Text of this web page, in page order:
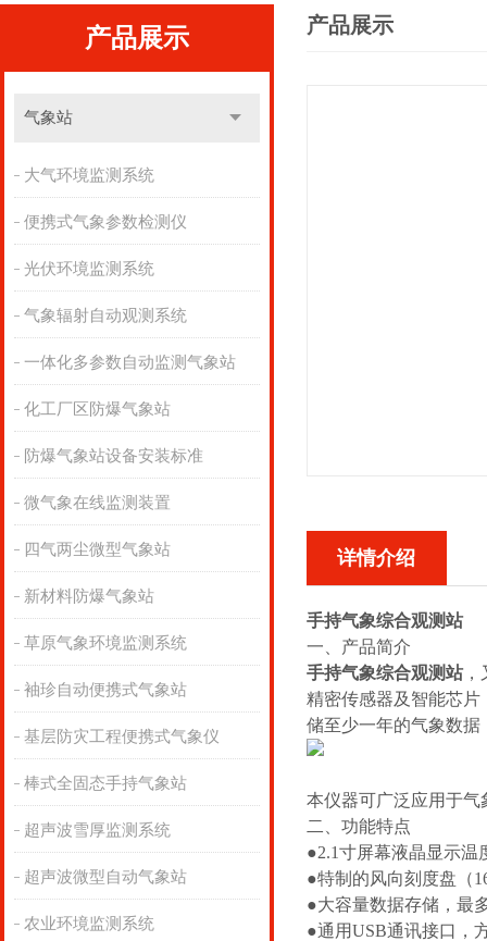
产品展示
气象站
大气环境监测系统
便携式气象参数检测仪
光伏环境监测系统
气象辐射自动观测系统
一体化多参数自动监测气象站
化工厂区防爆气象站
防爆气象站设备安装标准
微气象在线监测装置
四气两尘微型气象站
新材料防爆气象站
草原气象环境监测系统
袖珍自动便携式气象站
基层防灾工程便携式气象仪
棒式全固态手持气象站
超声波雪厚监测系统
超声波微型自动气象站
农业环境监测系统
产品展示
详情介绍
手持气象综合观测站
一、产品简介
手持气象综合观测站，
精密传感器及智能芯
储至少一年的气象数
本仪器可广泛应用于
二、功能特点
●2.1寸屏幕液晶显示温
●特制的风向刻度盘（
●大容量数据存储，最
●通用USB通讯接口，